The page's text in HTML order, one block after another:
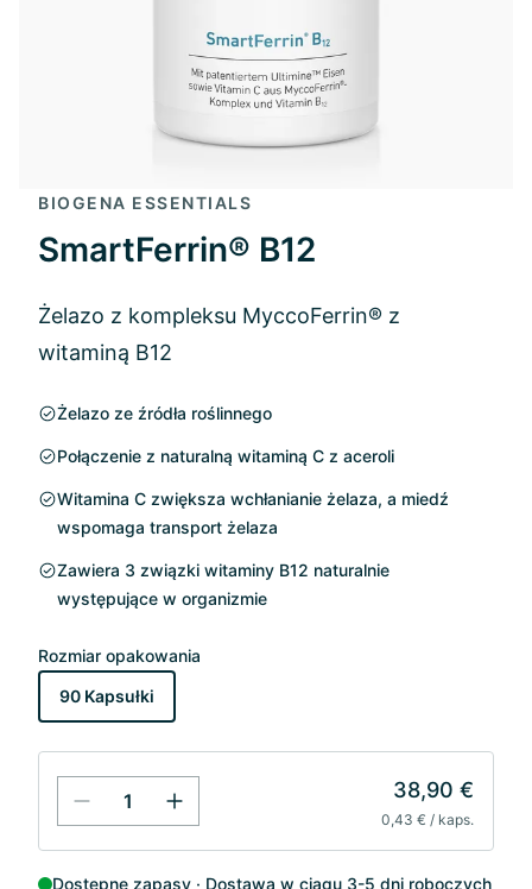
BIOGENA ESSENTIALS
SmartFerrin® B12
Żelazo z kompleksu MyccoFerrin® z
witaminą B12
Żelazo ze źródła roślinnego
Połączenie z naturalną witaminą C z aceroli
Witamina C zwiększa wchłanianie żelaza, a miedź
wspomaga transport żelaza
Zawiera 3 związki witaminy B12 naturalnie
występujące w organizmie
Rozmiar opakowania
90 Kapsułki
38,90 €
0,43 € / kaps.
Dostępne zapasy Dostawa w ciągu 3-5 dni roboczych